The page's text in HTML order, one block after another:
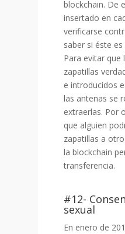
blockchain. De
insertado en
verificarse
saber si éste
Para evitar que
zapatillas
e introducidos
las antenas se
extraerlas. Por
que alguien
zapatillas a
la blockchain
transferencia.
#12-
sexual
En enero de